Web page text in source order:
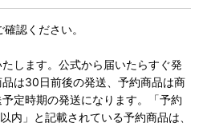
確認ください。
します。公式から届いたらすぐ発
は30日前後の発送、予約商品は商
定時期の発送になります。「予約
内」と記載されている予約商品は、